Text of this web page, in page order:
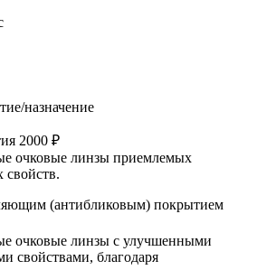
назначение
2000 ₽
очковые линзы приемлемых
свойств.
(антибликовым) покрытием
очковые линзы с улучшенными
свойствами, благодаря